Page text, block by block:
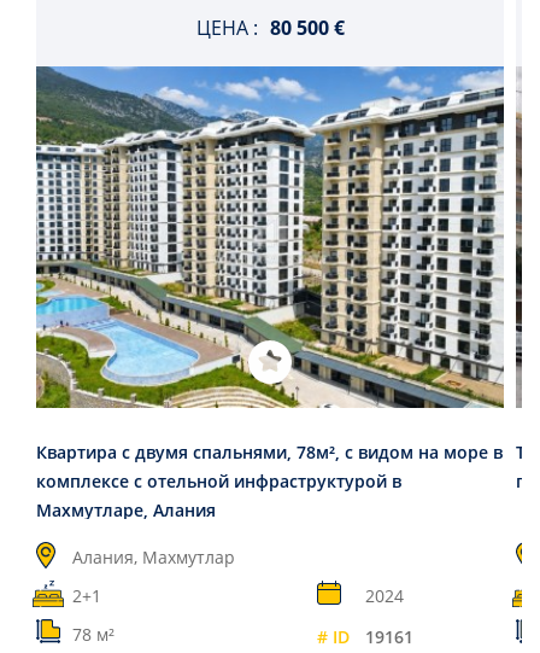
ЦЕНА : 80 500 €
Квартира с двумя спальнями, 78м², с видом на море в
комплексе с отельной инфраструктурой в
Махмутларе, Алания
Алания, Махмутлар
2+1
2024
78 м²
# ID 19161